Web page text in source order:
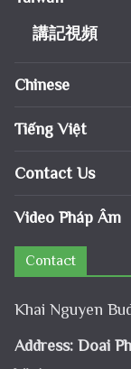
講記視頻
Chinese
Tiếng Việt
Contact Us
Video Pháp Âm
Contact
Khai Nguyen
Address: Doai